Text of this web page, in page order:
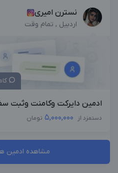
نسترن امیری
اردبیل , تمام وقت
ادمین دایرکت وکامنت وثبت
دستمزد از 5,000,000 تومان
مشاهده ادمین